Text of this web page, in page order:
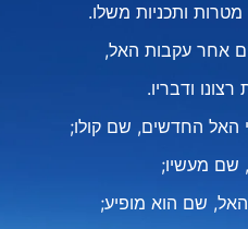
ותכניות משלו.
אחר עקבות האל,
ודבריו.
האל החדשים, שם קולו;
שם מעשיו;
שם הוא מופיע;